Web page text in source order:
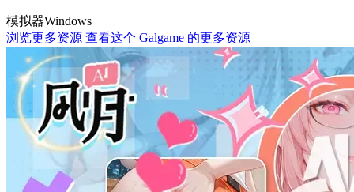
模拟器Windows
浏览更多资源 查看这个 Galgame 的更多资源